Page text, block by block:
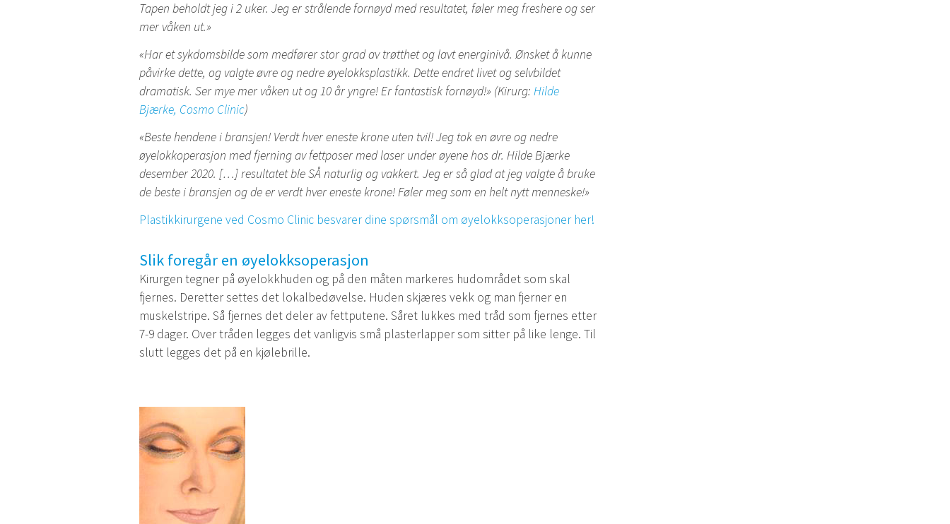
Tapen beholdt jeg i 2 uker. Jeg er strålende fornøyd med resultatet, føler meg freshere og ser
mer våken ut.»
«Har et sykdomsbilde som medfører stor grad av trøtthet og lavt energinivå. Ønsket å kunne
påvirke dette, og valgte øvre og nedre øyelokksplastikk. Dette endret livet og selvbildet
dramatisk. Ser mye mer våken ut og 10 år yngre! Er fantastisk fornøyd!» (Kirurg: Hilde
Bjærke, Cosmo Clinic)
«Beste hendene i bransjen! Verdt hver eneste krone uten tvil! Jeg tok en øvre og nedre
øyelokkoperasjon med fjerning av fettposer med laser under øyene hos dr. Hilde Bjærke
desember 2020. […] resultatet ble SÅ naturlig og vakkert. Jeg er så glad at jeg valgte å bruke
de beste i bransjen og de er verdt hver eneste krone! Føler meg som en helt nytt menneske!»
Plastikkirurgene ved Cosmo Clinic besvarer dine spørsmål om øyelokksoperasjoner her!
Slik foregår en øyelokksoperasjon
Kirurgen tegner på øyelokkhuden og på den måten markeres hudområdet som skal
fjernes. Deretter settes det lokalbedøvelse. Huden skjæres vekk og man fjerner en
muskelstripe. Så fjernes det deler av fettputene. Såret lukkes med tråd som fjernes etter
7-9 dager. Over tråden legges det vanligvis små plasterlapper som sitter på like lenge. Til
slutt legges det på en kjølebrille.